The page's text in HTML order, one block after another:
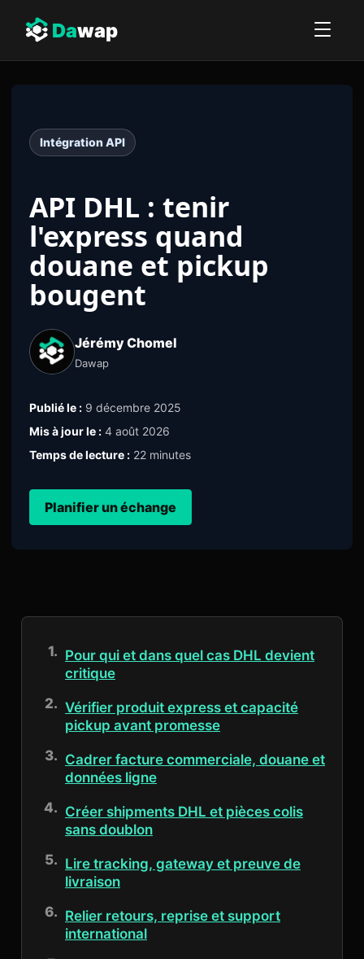
Dawap
Intégration API
API DHL : tenir
l'express quand
douane et pickup
bougent
Jérémy Chomel
Dawap
Publié le : 9 décembre 2025
Mis à jour le : 4 août 2026
Temps de lecture : 22 minutes
Planifier un échange
Pour qui et dans quel cas DHL devient
critique
Vérifier produit express et capacité
pickup avant promesse
Cadrer facture commerciale, douane et
données ligne
Créer shipments DHL et pièces colis
sans doublon
Lire tracking, gateway et preuve de
livraison
Relier retours, reprise et support
international